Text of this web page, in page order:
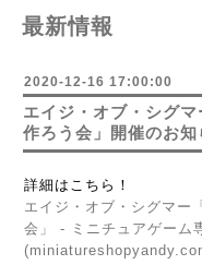
最新情報
2020-12-16 17:00:00
エイジ・オブ・シグ
作ろう会」開催のお知
詳細はこちら！
エイジ・オブ・シグマー
会」 - ミニチュアゲーム